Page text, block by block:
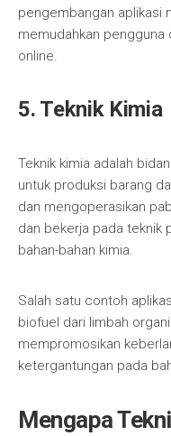
pengembangan aplikasi
memudahkan pengguna
online.
5. Teknik Kimia
Teknik kimia adalah
untuk produksi barang
dan mengoperasikan
dan bekerja pada teknik
bahan-bahan kimia.
Salah satu contoh
biofuel dari limbah
mempromosikan
ketergantungan pada
Mengapa